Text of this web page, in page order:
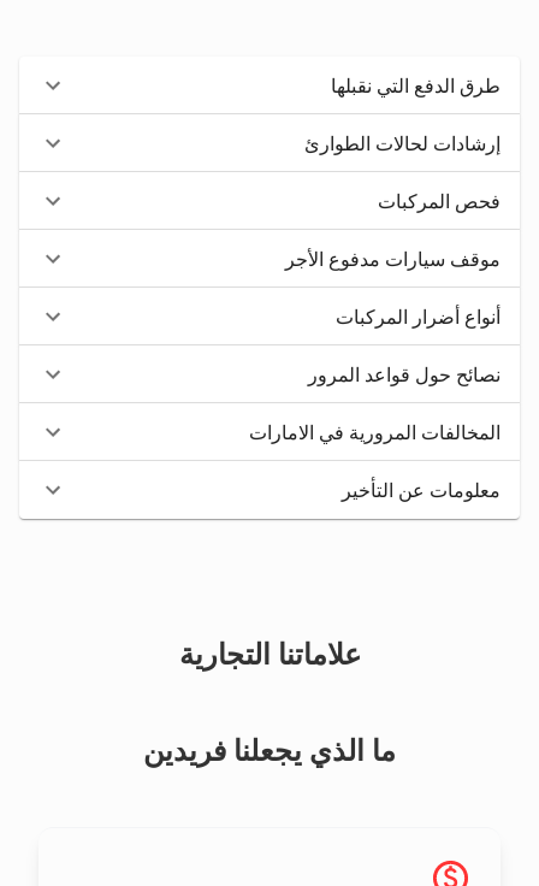
طرق الدفع التي نقبلها
إرشادات لحالات الطوارئ
فحص المركبات
موقف سيارات مدفوع الأجر
أنواع أضرار المركبات
نصائح حول قواعد المرور
المخالفات المرورية في الامارات
معلومات عن التأخير
علاماتنا التجارية
ما الذي يجعلنا فريدين